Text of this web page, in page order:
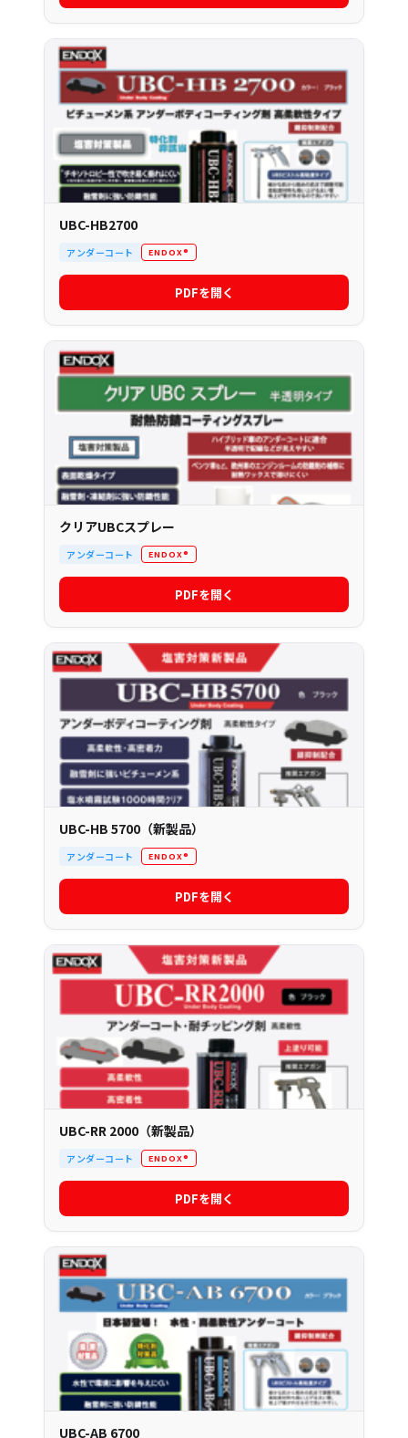
UBC-HB2700
アンダーコート ENDOX®
PDFを開く
クリアUBCスプレー
アンダーコート ENDOX®
PDFを開く
UBC-HB 5700（新製品）
アンダーコート ENDOX®
PDFを開く
UBC-RR 2000（新製品）
アンダーコート ENDOX®
PDFを開く
UBC-AB 6700